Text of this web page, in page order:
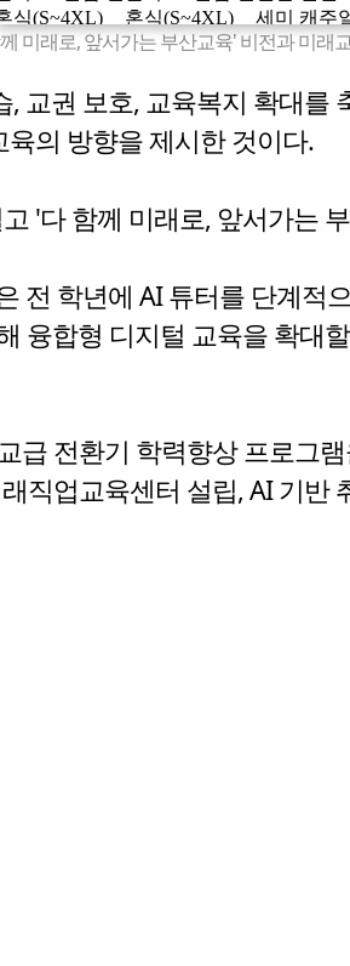
미래로, 앞서가는 부산교육' 비전과 미래
교권 보호, 교육복지 확대
의 방향을 제시한 것이다.
'다 함께 미래로, 앞서가는
전 학년에 AI 튜터를 단계적
융합형 디지털 교육을 확대
급 전환기 학력향상 프로그
직업교육센터 설립, AI 기반